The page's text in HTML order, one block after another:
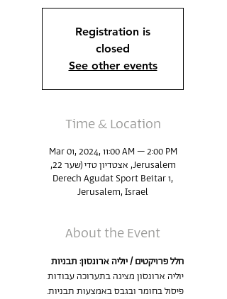
Registration is
closed
See other events
Time & Location
Mar 01, 2024, 11:00 AM – 2:00 PM
Jerusalem, אצטדיון טדי (שער 22,
Derech Agudat Sport Beitar 1,
Jerusalem, Israel
About the Event
חלל פרויקטים / יוליה ארונסון: תבניות
יוליה ארונסון מציגה בתערוכה עבודות
פיסול בחומר ובגבס באמצעות תבניות.